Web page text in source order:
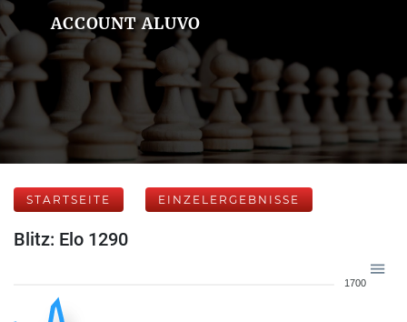
ACCOUNT ALUVO
STARTSEITE EINZELERGEBNISSE
Blitz: Elo 1290
1700